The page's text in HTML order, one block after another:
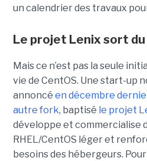
un calendrier des travaux
Le projet Lenix sort du
Mais ce n’est pas la seule
vie de CentOS. Une start-up
annoncé en décembre
autre fork, baptisé le projet
développe et commercialise
RHEL/CentOS léger et
besoins des hébergeurs.